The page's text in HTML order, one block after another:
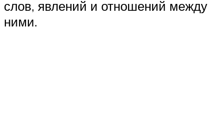
слов, явлений и отношений между
ними.